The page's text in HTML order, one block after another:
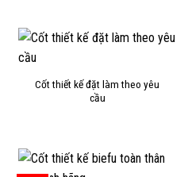
Cốt thiết kế đặt làm theo yêu
cầu